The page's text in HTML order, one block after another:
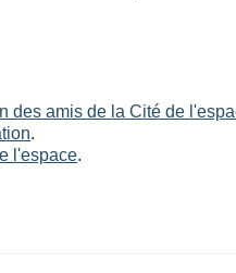
des amis de la Cité de
.
l'espace.